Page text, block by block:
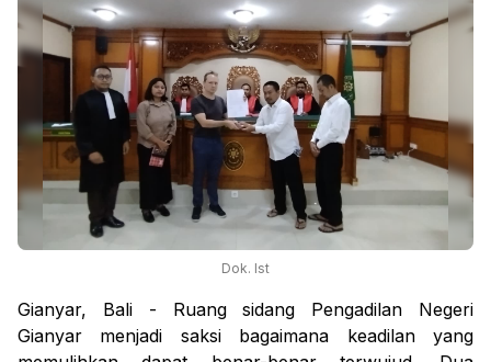
Dok. Ist
Gianyar, Bali - Ruang sidang Pengadilan Negeri
Gianyar menjadi saksi bagaimana keadilan yang